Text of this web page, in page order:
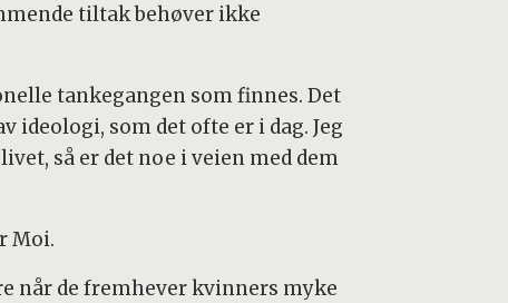
tiltak behøver ikke
tankegangen som finnes. Det
ideologi, som det ofte er i dag. Jeg
så er det noe i veien med dem
Moi.
når de fremhever kvinners myke